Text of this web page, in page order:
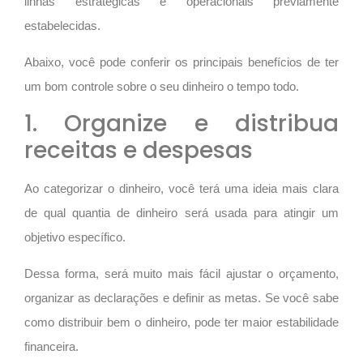
estabelecidas.
Abaixo, você pode conferir os principais benefícios de ter
um bom controle sobre o seu dinheiro o tempo todo.
1. Organize e distribua
receitas e despesas
Ao categorizar o dinheiro, você terá uma ideia mais clara
de qual quantia de dinheiro será usada para atingir um
objetivo específico.
Dessa forma, será muito mais fácil ajustar o orçamento,
organizar as declarações e definir as metas. Se você sabe
como distribuir bem o dinheiro, pode ter maior estabilidade
financeira.